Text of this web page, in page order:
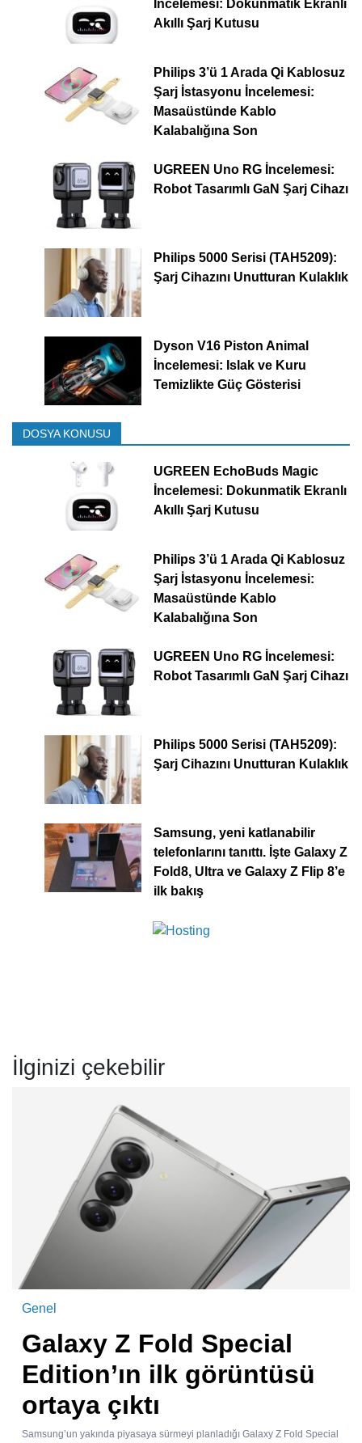
İncelemesi: Dokunmatik Ekranlı
Akıllı Şarj Kutusu
Philips 3’ü 1 Arada Qi Kablosuz
Şarj İstasyonu İncelemesi:
Masaüstünde Kablo
Kalabalığına Son
UGREEN Uno RG İncelemesi:
Robot Tasarımlı GaN Şarj Cihazı
Philips 5000 Serisi (TAH5209):
Şarj Cihazını Unutturan Kulaklık
Dyson V16 Piston Animal
İncelemesi: Islak ve Kuru
Temizlikte Güç Gösterisi
DOSYA KONUSU
UGREEN EchoBuds Magic
İncelemesi: Dokunmatik Ekranlı
Akıllı Şarj Kutusu
Philips 3’ü 1 Arada Qi Kablosuz
Şarj İstasyonu İncelemesi:
Masaüstünde Kablo
Kalabalığına Son
UGREEN Uno RG İncelemesi:
Robot Tasarımlı GaN Şarj Cihazı
Philips 5000 Serisi (TAH5209):
Şarj Cihazını Unutturan Kulaklık
Samsung, yeni katlanabilir
telefonlarını tanıttı. İşte Galaxy Z
Fold8, Ultra ve Galaxy Z Flip 8’e
ilk bakış
İlginizi çekebilir
Genel
Galaxy Z Fold Special
Edition’ın ilk görüntüsü
ortaya çıktı
Samsung’un yakında piyasaya sürmeyi planladığı Galaxy Z Fold Special